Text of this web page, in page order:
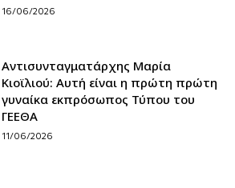
16/06/2026
Αντισυνταγματάρχης Μαρία
Κιοϊλιού: Αυτή είναι η πρώτη πρώτη
γυναίκα εκπρόσωπος Τύπου του
ΓΕΕΘΑ
11/06/2026